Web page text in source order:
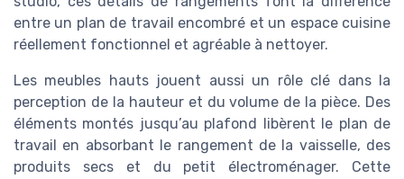
entre un plan de travail encombré et un espace cuisine
réellement fonctionnel et agréable à nettoyer.
Les meubles hauts jouent aussi un rôle clé dans la
perception de la hauteur et du volume de la pièce. Des
éléments montés jusqu’au plafond libèrent le plan de
travail en absorbant le rangement de la vaisselle, des
produits secs et du petit électroménager. Cette